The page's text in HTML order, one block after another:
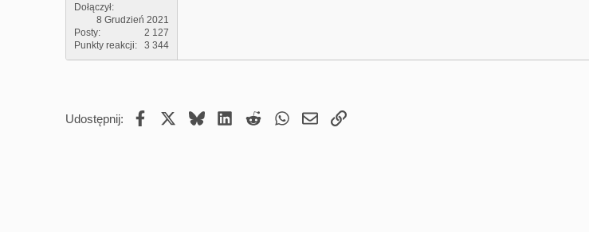
Dołączył
8 Grudzień 2021
Posty
2 127
Punkty reakcji
3 344
Udostępnij: Facebook BlueskyLinkedInRedditWhatsApp
EmailUmieść Link